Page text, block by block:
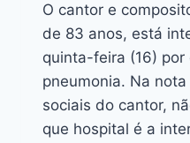
O cantor e
de 83 anos, está
quinta-feira (16) por
pneumonia. Na
sociais do cantor,
que hospital é a